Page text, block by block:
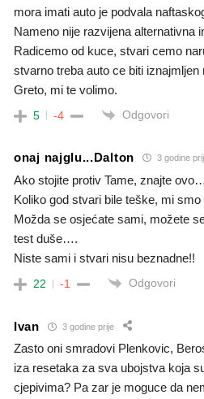
mora imati auto je podvala
Nameno nije razvijena alternativna
Radicemo od kuce, stvari cemo
stvarno treba auto ce biti
Greto, mi te volimo.
5 -4 Odgovori
onaj najglu...Dalton 3 godine
Ako stojite protiv Tame, znajte ovo…
Koliko god stvari bile teške, mi smo
Možda se osjećate sami, možete
test duše….
Niste sami i stvari nisu beznadne!!
22 -1 Odgovori
Ivan 3 godine prije
Zasto oni smradovi Plenkovic,
iza resetaka za sva ubojstva koja
cjepivima? Pa zar je moguce da